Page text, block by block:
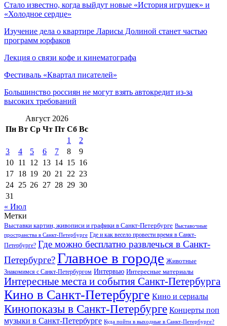
Стало известно, когда выйдут новые «История игрушек» и
«Холодное сердце»
Изучение дела о квартире Ларисы Долиной станет частью
программ юрфаков
Лекция о связи кофе и кинематографа
Фестиваль «Квартал писателей»
Большинство россиян не могут взять автокредит из-за
высоких требований
Август 2026
Пн Вт Ср Чт Пт Сб Вс
1
2
3
4 5 6 7 8
9
10 11 12 13 14 15 16
17 18 19 20 21 22 23
24 25 26 27 28 29 30
31
« Июл
Метки
Выставки картин, живописи и графики в Санкт-Петербурге Выставочные
пространства в Санкт-Петербурге Где и как весело провести время в Санкт-
Петербурге? Где можно бесплатно развлечься в Санкт-
Петербурге?Главное в городе Животные
Знакомимся с Санкт-Петербургом Интервью Интересные материалы
Интересные места и события Санкт-Петербурга
Кино в Санкт-Петербурге Кино и сериалы
Кинопоказы в Санкт-Петербурге Концерты поп
музыки в Санкт-Петербурге Куда пойти в выходные в Санкт-Петербурге?